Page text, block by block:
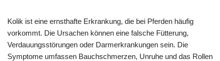
Kolik ist eine ernsthafte Erkrankung, die bei Pferden häufig
vorkommt. Die Ursachen können eine falsche Fütterung,
Verdauungsstörungen oder Darmerkrankungen sein. Die
Symptome umfassen Bauchschmerzen, Unruhe und das Rollen